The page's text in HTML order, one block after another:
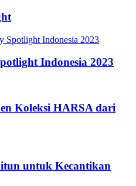
Indonesia 2023
Koleksi HARSA dari
untuk Kecantikan